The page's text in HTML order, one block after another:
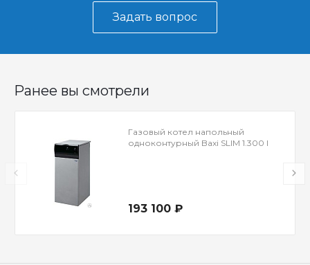
Задать вопрос
Ранее вы смотрели
Газовый котел напольный
одноконтурный Baxi SLIM 1.300 I
193 100 ₽